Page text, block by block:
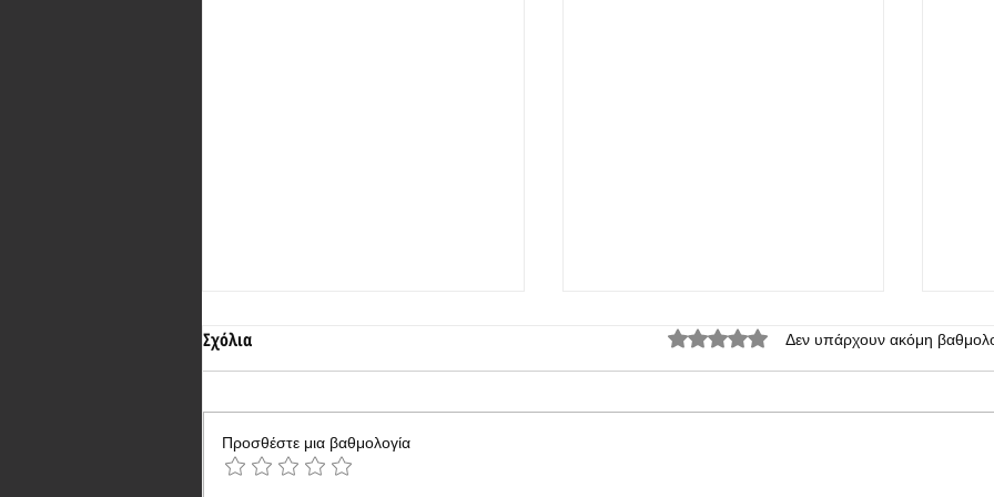
Σχόλια Βαθμολογήθηκε με 0 από 5 αστέρια.
Δεν υπάρχουν ακόμη
Προσθέστε μια βαθμολογία